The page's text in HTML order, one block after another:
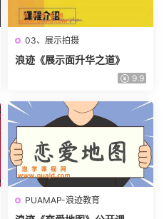
03、展示拍摄
浪迹《展示面升华之道》
9.9
PUAMAP-浪迹教育